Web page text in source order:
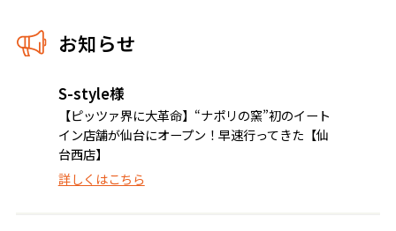
お知らせ
S-style様
【ピッツァ界に大革命】“ナポリの窯”初のイート
イン店舗が仙台にオープン！早速行ってきた【仙
台西店】
詳しくはこちら